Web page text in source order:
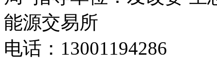
能源交易所
电话：13001194286